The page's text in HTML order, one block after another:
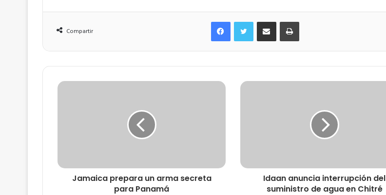
Compartir
FacebookTwitter Compartir por correo electrónicoImprimir
Jamaica prepara un arma secreta
para Panamá
Idaan anuncia interrupción del
suministro de agua en Chitré